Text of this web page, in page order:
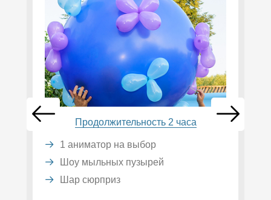
Продолжительность 2 часа
1 аниматор на выбор
Шоу мыльных пузырей
Шар сюрприз